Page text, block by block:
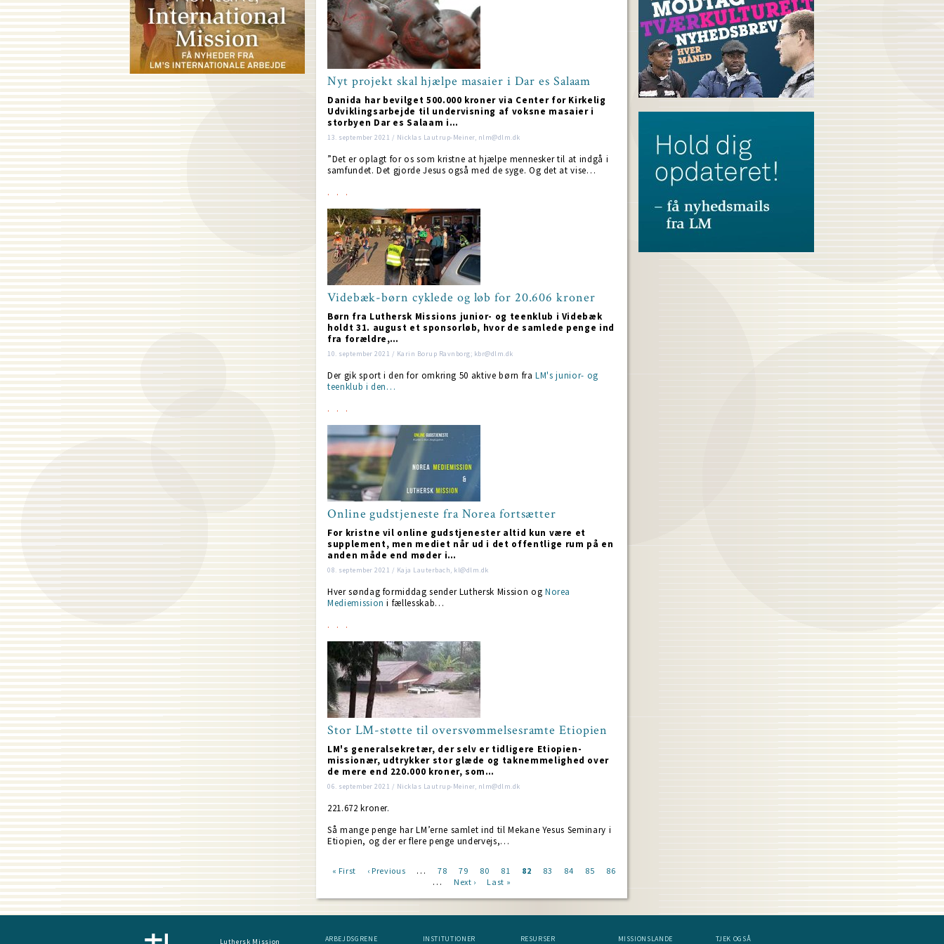
Nyt projekt skal hjælpe masaier i Dar es Salaam
Danida har bevilget 500.000 kroner via Center for Kirkelig
Udviklingsarbejde til undervisning af voksne masaier i
storbyen Dar es Salaam i…
13. september 2021 / Nicklas Lautrup-Meiner, nlm@dlm.dk
”Det er oplagt for os som kristne at hjælpe mennesker til at indgå i
samfundet. Det gjorde Jesus også med de syge. Og det at vise…
Videbæk-børn cyklede og løb for 20.606 kroner
Børn fra Luthersk Missions junior- og teenklub i Videbæk
holdt 31. august et sponsorløb, hvor de samlede penge ind
fra forældre,…
10. september 2021 / Karin Borup Ravnborg; kbr@dlm.dk
Der gik sport i den for omkring 50 aktive børn fra LM's junior- og
teenklub i den…
Online gudstjeneste fra Norea fortsætter
For kristne vil online gudstjenester altid kun være et
supplement, men mediet når ud i det offentlige rum på en
anden måde end møder i…
08. september 2021 / Kaja Lauterbach, kl@dlm.dk
Hver søndag formiddag sender Luthersk Mission og Norea
Mediemission i fællesskab…
Stor LM-støtte til oversvømmelsesramte Etiopien
LM's generalsekretær, der selv er tidligere Etiopien-
missionær, udtrykker stor glæde og taknemmelighed over
de mere end 220.000 kroner, som…
06. september 2021 / Nicklas Lautrup-Meiner, nlm@dlm.dk
221.672 kroner.
Så mange penge har LM’erne samlet ind til Mekane Yesus Seminary i
Etiopien, og der er flere penge undervejs,…
First
« First
Previous
‹ Previous … Page
78 Page
79 Page
80 Page
81
Current
82 Page
83 Page
84 Page
85 Page
86
…
Next
Next ›
Last
Last »
Luthersk Mission ARBEJDSGRENE INSTITUTIONER RESURSER MISSIONSLANDE TJEK OGSÅ